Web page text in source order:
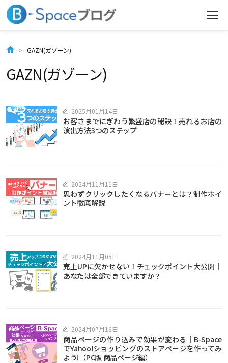
コ
テ
ン
へ
ス
キ
プ
GAZN(ガゾーン)
GAZN(ガゾーン)
2025月01月14日
お客さまでにぎわう繁盛店の秘訣！売れるお店の
演出方法3つのステップ
2024月11月11日
思わずクリックしたくなるバナーとは？制作ポイ
ント徹底解説
2024月11月05日
売上UPに欠かせない！チェックポイント大公開｜
あなたは全部できていますか？
2024月07月16日
商品ページの作り込みで効果が変わる｜B-Space
でYahoo!ショッピングのストアページを作ってみ
よう!（PC版 商品ページ編）